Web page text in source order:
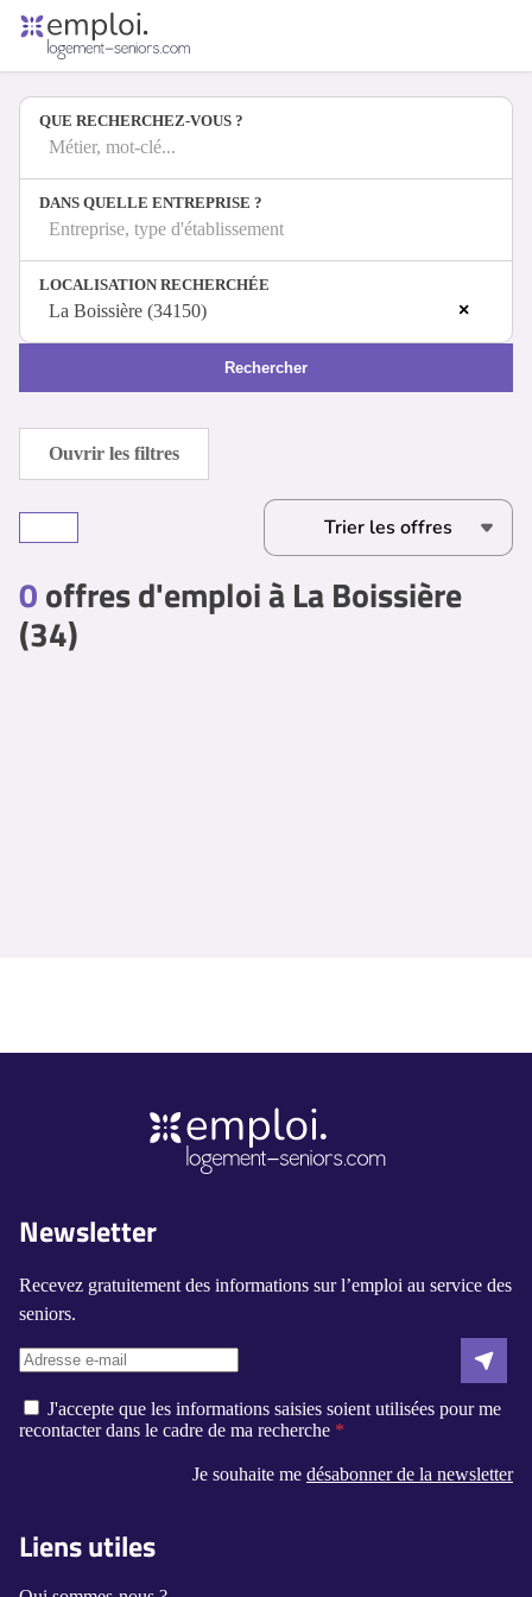
Offres d'emploi
Entreprises
Métiers
Se connecter
Espace candidat
Espace recruteur
QUE RECHERCHEZ-VOUS ?
Métier, mot-clé...
DANS QUELLE ENTREPRISE ?
Entreprise, type d'établissement
LOCALISATION RECHERCHÉE
×
La Boissière (34150)
Rechercher
0offres d'emploi à La Boissière
(34)
Ouvrir les filtres
Newsletter
Recevez gratuitement des informations sur l’emploi au service des
seniors.
J'accepte que les informations saisies soient utilisées pour me
recontacter dans le cadre de ma recherche
Je souhaite me désabonner de la newsletter
Liens utiles